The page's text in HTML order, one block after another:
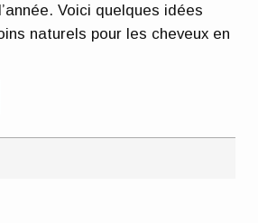
Voici quelques idées
naturels pour les cheveux en